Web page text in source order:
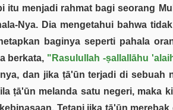
itu menjadi rahmat bagi seorang
Nya. Dia mengetahui bahwa
baginya seperti pahala
berkata, "Rasulullah -ṣallallāhu
dan jika ṭā'ūn terjadi di
ṭā'ūn melanda satu negeri, maka
Tetapi jika ṭā'ūn